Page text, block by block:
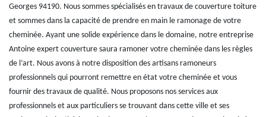
Georges 94190. Nous sommes spécialisés en travaux de couverture toiture
et sommes dans la capacité de prendre en main le ramonage de votre
cheminée. Ayant une solide expérience dans le domaine, notre entreprise
Antoine expert couverture saura ramoner votre cheminée dans les règles
de l’art. Nous avons à notre disposition des artisans ramoneurs
professionnels qui pourront remettre en état votre cheminée et vous
fournir des travaux de qualité. Nous proposons nos services aux
professionnels et aux particuliers se trouvant dans cette ville et ses